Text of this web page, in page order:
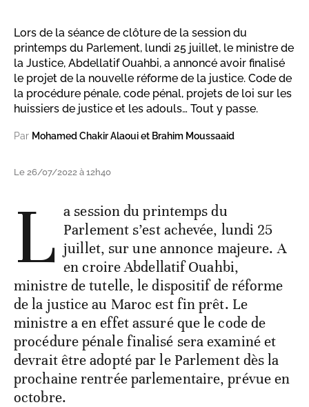
Lors de la séance de clôture de la session du
printemps du Parlement, lundi 25 juillet, le ministre de
la Justice, Abdellatif Ouahbi, a annoncé avoir finalisé
le projet de la nouvelle réforme de la justice. Code de
la procédure pénale, code pénal, projets de loi sur les
huissiers de justice et les adouls… Tout y passe.
Par Mohamed Chakir Alaoui et Brahim Moussaaid
Le 26/07/2022 à 12h40
L a session du printemps du
Parlement s’est achevée, lundi 25
juillet, sur une annonce majeure. A
en croire Abdellatif Ouahbi,
ministre de tutelle, le dispositif de réforme
de la justice au Maroc est fin prêt. Le
ministre a en effet assuré que le code de
procédure pénale finalisé sera examiné et
devrait être adopté par le Parlement dès la
prochaine rentrée parlementaire, prévue en
octobre.